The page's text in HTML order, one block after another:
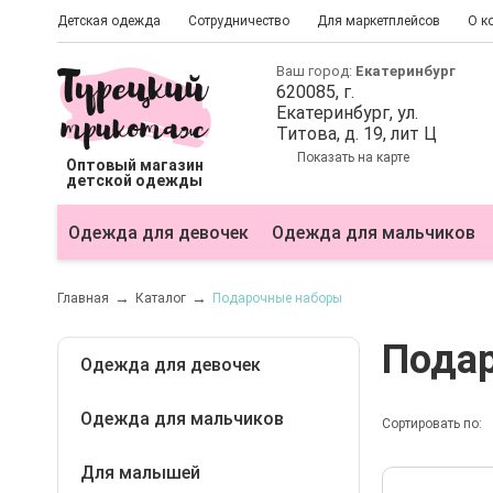
Детская одежда Сотрудничество Для маркетплейсов О
Оптовый магазин
детской одежды
Ваш город: Екатеринбург
620085, г.
Екатеринбург, ул.
Титова, д. 19, лит Ц
Показать на карте
Одежда для девочек Одежда для мальчиков
Главная Каталог Подарочные наборы
Сортировать по:
Одежда для девочек
Блузки
Одежда для мальчиков
Бриджи
Для малышей